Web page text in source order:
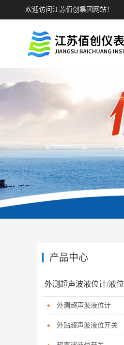
欢迎访问江苏佰创集团网站！
产品中心
外测超声波液位计
外贴超声波液位开关